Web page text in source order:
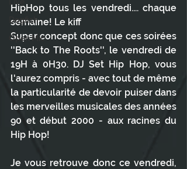
Dogfish
Open Mic
HipHop tous les vendredi.... chaque
semaine! Le kiff
Super concept donc que ces soirées
''Back to The Roots'', le vendredi de
19H à 0H30. DJ Set Hip Hop, vous
l'aurez compris - avec tout de même
la particularité de devoir puiser dans
les merveilles musicales des années
90 et début 2000 - aux racines du
Hip Hop!
Je vous retrouve donc ce vendredi,